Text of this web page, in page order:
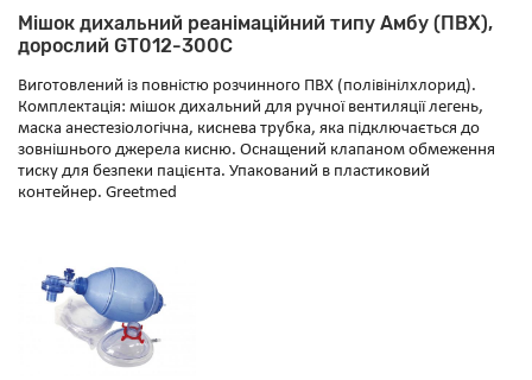
Мішок дихальний реанімаційний типу Амбу (ПВХ),
дорослий GT012-300С
Виготовлений із повністю розчинного ПВХ (полівінілхлорид).
Комплектація: мішок дихальний для ручної вентиляції легень,
маска анестезіологічна, киснева трубка, яка підключається до
зовнішнього джерела кисню. Оснащений клапаном обмеження
тиску для безпеки пацієнта. Упакований в пластиковий
контейнер. Greetmed